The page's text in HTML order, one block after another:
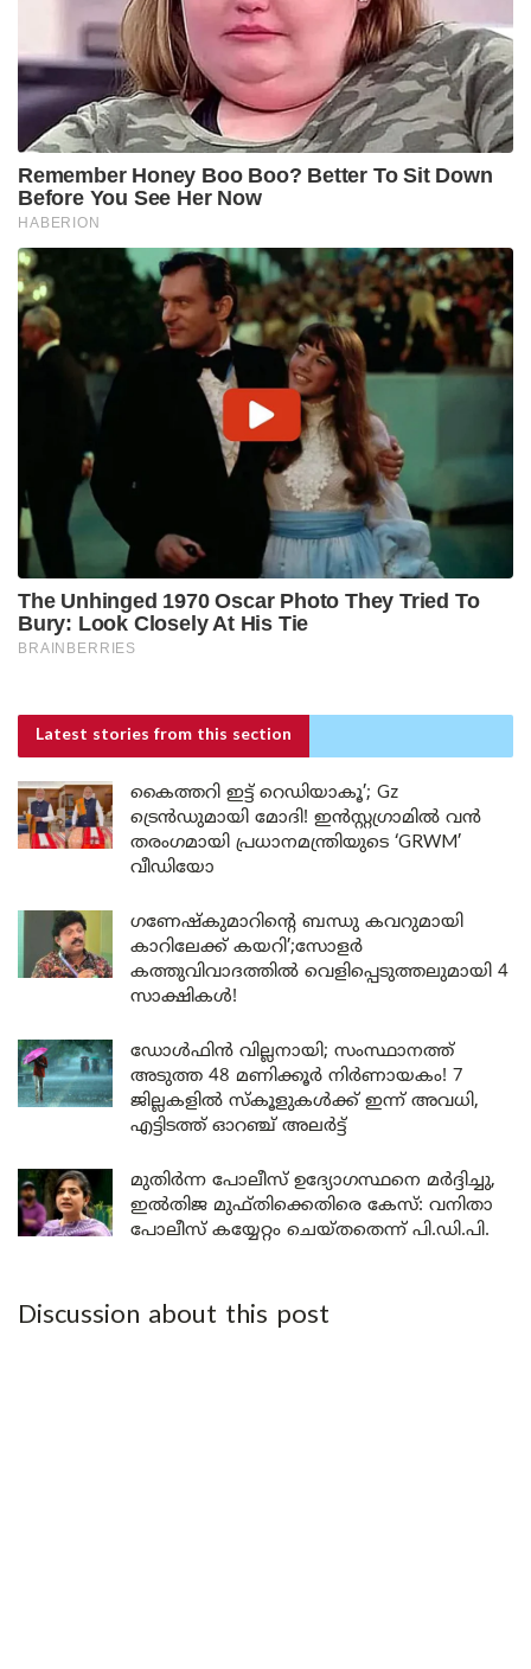
Latest stories from this section
കൈത്തറി ഇട്ട് റെഡിയാകൂ’; Gz
ട്രെൻഡുമായി മോദി! ഇൻസ്റ്റഗ്രാമിൽ വൻ
തരംഗമായി പ്രധാനമന്ത്രിയുടെ ‘GRWM’
വീഡിയോ
ഗണേഷ്കുമാറിന്റെ ബന്ധു കവറുമായി
കാറിലേക്ക് കയറി’;സോളർ
കത്തുവിവാദത്തിൽ വെളിപ്പെടുത്തലുമായി 4
സാക്ഷികൾ!
ഡോൾഫിൻ വില്ലനായി; സംസ്ഥാനത്ത്
അടുത്ത 48 മണിക്കൂർ നിർണായകം! 7
ജില്ലകളിൽ സ്കൂളുകൾക്ക് ഇന്ന് അവധി,
എട്ടിടത്ത് ഓറഞ്ച് അലർട്ട്
മുതിർന്ന പോലീസ് ഉദ്യോഗസ്ഥനെ മർദ്ദിച്ചു,
ഇൽതിജ മുഫ്തിക്കെതിരെ കേസ്: വനിതാ
പോലീസ് കയ്യേറ്റം ചെയ്തതെന്ന് പി.ഡി.പി.
Discussion about this post